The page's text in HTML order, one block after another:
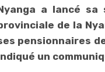
a lancé sa
de la
pensionnaires
un